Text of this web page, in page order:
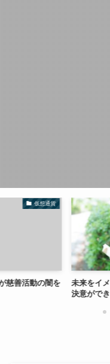
仮想通貨
善活動の闇を
未来をイ
決意ができ